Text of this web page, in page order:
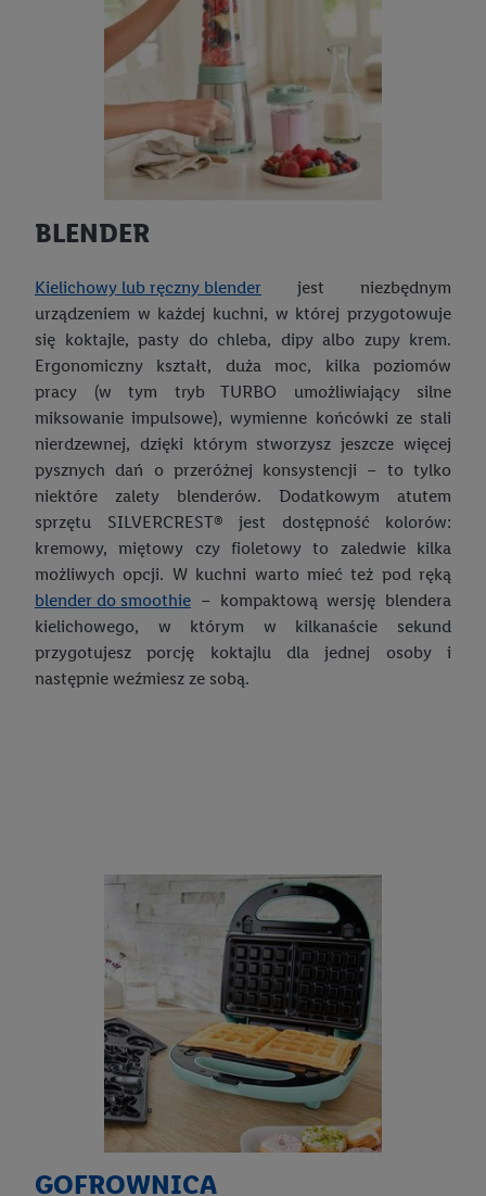
BLENDER
Kielichowy lub ręczny blender jest niezbędnym
urządzeniem w każdej kuchni, w której przygotowuje
się koktajle, pasty do chleba, dipy albo zupy krem.
Ergonomiczny kształt, duża moc, kilka poziomów
pracy (w tym tryb TURBO umożliwiający silne
miksowanie impulsowe), wymienne końcówki ze stali
nierdzewnej, dzięki którym stworzysz jeszcze więcej
pysznych dań o przeróżnej konsystencji – to tylko
niektóre zalety blenderów. Dodatkowym atutem
sprzętu SILVERCREST® jest dostępność kolorów:
kremowy, miętowy czy fioletowy to zaledwie kilka
możliwych opcji. W kuchni warto mieć też pod ręką
blender do smoothie – kompaktową wersję blendera
kielichowego, w którym w kilkanaście sekund
przygotujesz porcję koktajlu dla jednej osoby i
następnie weźmiesz ze sobą.
GOFROWNICA